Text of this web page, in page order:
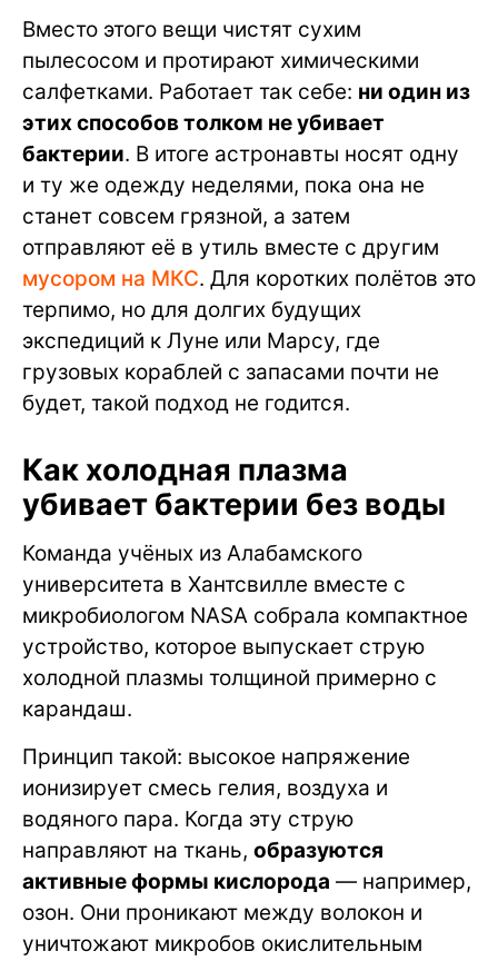
Вместо этого вещи чистят сухим
пылесосом и протирают химическими
салфетками. Работает так себе: ни один из
этих способов толком не убивает
бактерии. В итоге астронавты носят одну
и ту же одежду неделями, пока она не
станет совсем грязной, а затем
отправляют её в утиль вместе с другим
мусором на МКС. Для коротких полётов это
терпимо, но для долгих будущих
экспедиций к Луне или Марсу, где
грузовых кораблей с запасами почти не
будет, такой подход не годится.
Как холодная плазма
убивает бактерии без воды
Команда учёных из Алабамского
университета в Хантсвилле вместе с
микробиологом NASA собрала компактное
устройство, которое выпускает струю
холодной плазмы толщиной примерно с
карандаш.
Принцип такой: высокое напряжение
ионизирует смесь гелия, воздуха и
водяного пара. Когда эту струю
направляют на ткань, образуются
активные формы кислорода — например,
озон. Они проникают между волокон и
уничтожают микробов окислительным